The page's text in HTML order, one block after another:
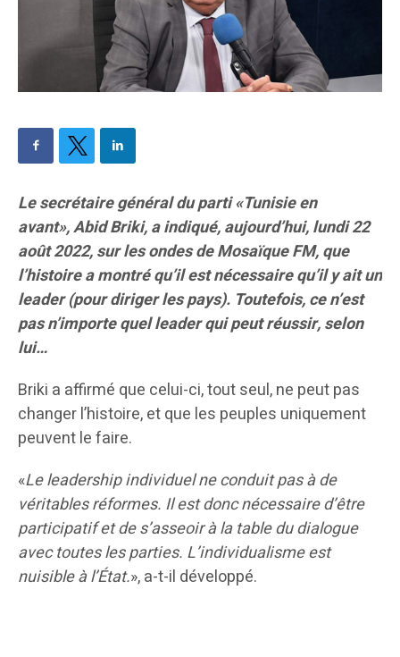
Le secrétaire général du parti «Tunisie en
avant», Abid Briki, a indiqué, aujourd’hui, lundi 22
août 2022, sur les ondes de Mosaïque FM, que
l’histoire a montré qu’il est nécessaire qu’il y ait un
leader (pour diriger les pays). Toutefois, ce n’est
pas n’importe quel leader qui peut réussir, selon
lui…
Briki a affirmé que celui-ci, tout seul, ne peut pas
changer l’histoire, et que les peuples uniquement
peuvent le faire.
«Le leadership individuel ne conduit pas à de
véritables réformes. Il est donc nécessaire d’être
participatif et de s’asseoir à la table du dialogue
avec toutes les parties. L’individualisme est
nuisible à l’État.», a-t-il développé.